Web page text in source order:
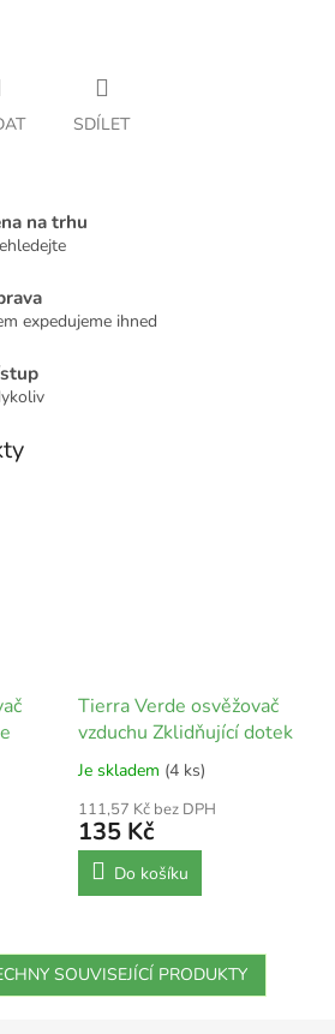
SDÍLET
na trhu
expedujeme ihned
Tierra Verde osvěžovač
vzduchu Zklidňující dotek
Je skladem (4 ks)
111,57 Kč bez DPH
135 Kč
Do košíku
SOUVISEJÍCÍ PRODUKTY